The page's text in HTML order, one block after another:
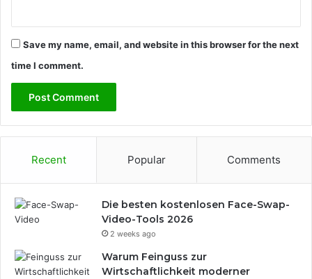
Save my name, email, and website in this browser for the next
time I comment.
Recent Popular Comments
Die besten kostenlosen Face-Swap-
Video-Tools 2026
2 weeks ago
Warum Feinguss zur
Wirtschaftlichkeit moderner